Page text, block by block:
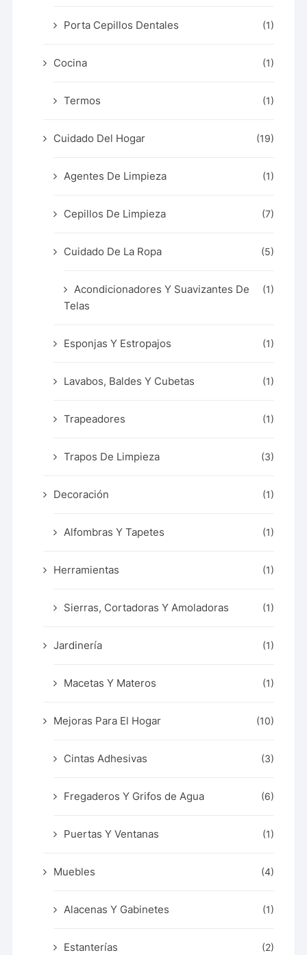
Porta Cepillos Dentales (1)
Cocina (1)
Termos (1)
Cuidado Del Hogar (19)
Agentes De Limpieza (1)
Cepillos De Limpieza (7)
Cuidado De La Ropa (5)
Acondicionadores Y Suavizantes De
Telas
(1)
Esponjas Y Estropajos (1)
Lavabos, Baldes Y Cubetas (1)
Trapeadores (1)
Trapos De Limpieza (3)
Decoración (1)
Alfombras Y Tapetes (1)
Herramientas (1)
Sierras, Cortadoras Y Amoladoras (1)
Jardinería (1)
Macetas Y Materos (1)
Mejoras Para El Hogar (10)
Cintas Adhesivas (3)
Fregaderos Y Grifos de Agua (6)
Puertas Y Ventanas (1)
Muebles (4)
Alacenas Y Gabinetes (1)
Estanterías (2)